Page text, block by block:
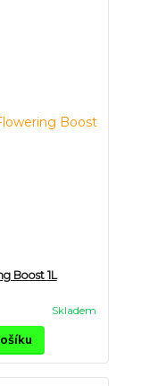
Boost 1L
Skladem